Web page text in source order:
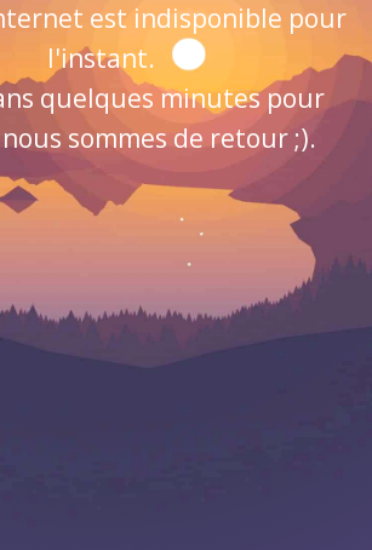
est indisponible pour
l'instant.
quelques minutes pour
sommes de retour ;).